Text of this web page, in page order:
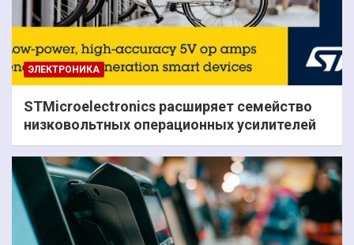
ЭЛЕКТРОНИКА
STMicroelectronics расширяет семейство
низковольтных операционных усилителей